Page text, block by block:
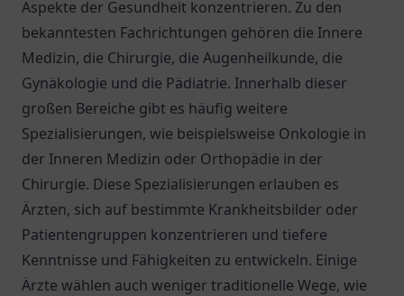
Aspekte der Gesundheit konzentrieren. Zu den
bekanntesten Fachrichtungen gehören die Innere
Medizin, die Chirurgie, die Augenheilkunde, die
Gynäkologie und die Pädiatrie. Innerhalb dieser
großen Bereiche gibt es häufig weitere
Spezialisierungen, wie beispielsweise Onkologie in
der Inneren Medizin oder Orthopädie in der
Chirurgie. Diese Spezialisierungen erlauben es
Ärzten, sich auf bestimmte Krankheitsbilder oder
Patientengruppen konzentrieren und tiefere
Kenntnisse und Fähigkeiten zu entwickeln. Einige
Ärzte wählen auch weniger traditionelle Wege, wie